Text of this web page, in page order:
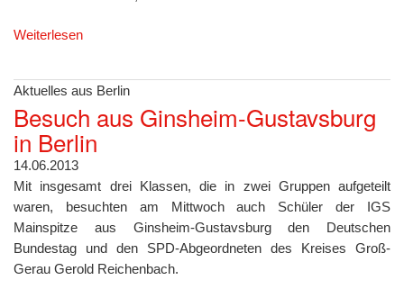
Weiterlesen
Aktuelles aus Berlin
Besuch aus Ginsheim-Gustavsburg
in Berlin
14.06.2013
Mit insgesamt drei Klassen, die in zwei Gruppen aufgeteilt
waren, besuchten am Mittwoch auch Schüler der IGS
Mainspitze aus Ginsheim-Gustavsburg den Deutschen
Bundestag und den SPD-Abgeordneten des Kreises Groß-
Gerau Gerold Reichenbach.